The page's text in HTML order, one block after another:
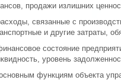
продажи излишних
связанные с
и другие затраты,
состояние
уровень
функциям объекта